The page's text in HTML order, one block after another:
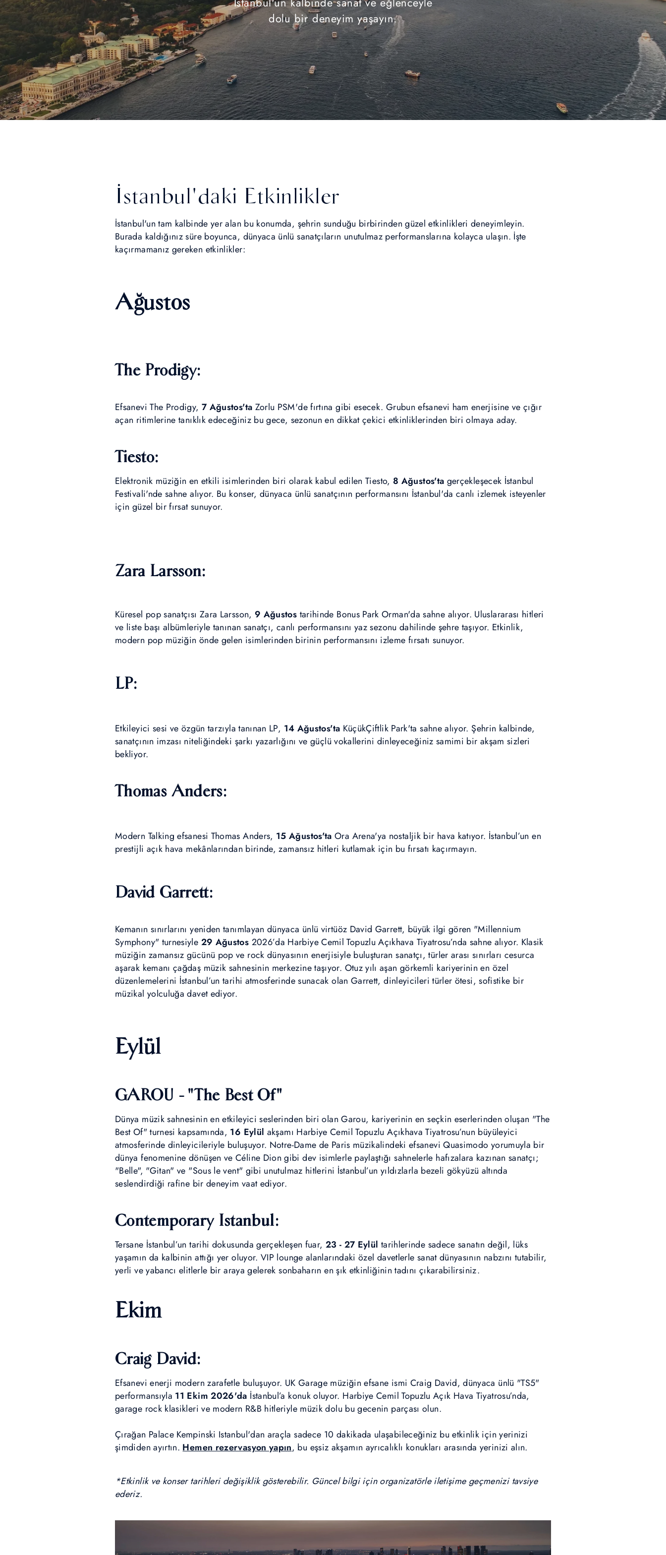
dolu bir deneyim yaşayın.
İstanbul'daki Etkinlikler
İstanbul'un tam kalbinde yer alan bu konumda, şehrin sunduğu birbirinden güzel etkinlikleri deneyimleyin.
Burada kaldığınız süre boyunca, dünyaca ünlü sanatçıların unutulmaz performanslarına kolayca ulaşın. İşte
kaçırmamanız gereken etkinlikler:
Ağustos
The Prodigy:
Efsanevi The Prodigy, 7 Ağustos'ta Zorlu PSM'de fırtına gibi esecek. Grubun efsanevi ham enerjisine ve çığır
açan ritimlerine tanıklık edeceğiniz bu gece, sezonun en dikkat çekici etkinliklerinden biri olmaya aday.
Tiesto:
Elektronik müziğin en etkili isimlerinden biri olarak kabul edilen Tiesto, 8 Ağustos'ta gerçekleşecek İstanbul
Festivali'nde sahne alıyor. Bu konser, dünyaca ünlü sanatçının performansını İstanbul'da canlı izlemek isteyenler
için güzel bir fırsat sunuyor.
Zara Larsson:
Küresel pop sanatçısı Zara Larsson, 9 Ağustos tarihinde Bonus Park Orman'da sahne alıyor. Uluslararası hitleri
ve liste başı albümleriyle tanınan sanatçı, canlı performansını yaz sezonu dahilinde şehre taşıyor. Etkinlik,
modern pop müziğin önde gelen isimlerinden birinin performansını izleme fırsatı sunuyor.
LP:
Etkileyici sesi ve özgün tarzıyla tanınan LP, 14 Ağustos'ta KüçükÇiftlik Park'ta sahne alıyor. Şehrin kalbinde,
sanatçının imzası niteliğindeki şarkı yazarlığını ve güçlü vokallerini dinleyeceğiniz samimi bir akşam sizleri
bekliyor.
Thomas Anders:
Modern Talking efsanesi Thomas Anders, 15 Ağustos'taOra Arena'ya nostaljik bir hava katıyor. İstanbul’un en
prestijli açık hava mekânlarından birinde, zamansız hitleri kutlamak için bu fırsatı kaçırmayın.
David Garrett:
Kemanın sınırlarını yeniden tanımlayan dünyaca ünlü virtüöz David Garrett, büyük ilgi gören "Millennium
Symphony" turnesiyle 29 Ağustos 2026’da Harbiye Cemil Topuzlu Açıkhava Tiyatrosu’nda sahne alıyor. Klasik
müziğin zamansız gücünü pop ve rock dünyasının enerjisiyle buluşturan sanatçı, türler arası sınırları cesurca
aşarak kemanı çağdaş müzik sahnesinin merkezine taşıyor. Otuz yılı aşan görkemli kariyerinin en özel
düzenlemelerini İstanbul’un tarihi atmosferinde sunacak olan Garrett, dinleyicileri türler ötesi, sofistike bir
müzikal yolculuğa davet ediyor.
Eylül
GAROU - "The Best Of"
Dünya müzik sahnesinin en etkileyici seslerinden biri olan Garou, kariyerinin en seçkin eserlerinden oluşan "The
Best Of" turnesi kapsamında, 16 Eylül akşamı Harbiye Cemil Topuzlu Açıkhava Tiyatrosu’nun büyüleyici
atmosferinde dinleyicileriyle buluşuyor. Notre-Dame de Paris müzikalindeki efsanevi Quasimodo yorumuyla bir
dünya fenomenine dönüşen ve Céline Dion gibi dev isimlerle paylaştığı sahnelerle hafızalara kazınan sanatçı;
"Belle", "Gitan" ve "Sous le vent" gibi unutulmaz hitlerini İstanbul’un yıldızlarla bezeli gökyüzü altında
seslendirdiği rafine bir deneyim vaat ediyor.
Contemporary Istanbul:
Tersane İstanbul’un tarihi dokusunda gerçekleşen fuar, 23 - 27 Eylül tarihlerinde sadece sanatın değil, lüks
yaşamın da kalbinin attığı yer oluyor. VIP lounge alanlarındaki özel davetlerle sanat dünyasının nabzını tutabilir,
yerli ve yabancı elitlerle bir araya gelerek sonbaharın en şık etkinliğinin tadını çıkarabilirsiniz.
Ekim
Craig David:
Efsanevi enerji modern zarafetle buluşuyor. UK Garage müziğin efsane ismi Craig David, dünyaca ünlü "TS5"
performansıyla 11 Ekim 2026'da İstanbul’a konuk oluyor. Harbiye Cemil Topuzlu Açık Hava Tiyatrosu’nda,
garage rock klasikleri ve modern R&B hitleriyle müzik dolu bu gecenin parçası olun.
Çırağan Palace Kempinski Istanbul'dan araçla sadece 10 dakikada ulaşabileceğiniz bu etkinlik için yerinizi
şimdiden ayırtın. Hemen rezervasyon yapın, bu eşsiz akşamın ayrıcalıklı konukları arasında yerinizi alın.
*Etkinlik ve konser tarihleri değişiklik gösterebilir. Güncel bilgi için organizatörle iletişime geçmenizi tavsiye
ederiz.